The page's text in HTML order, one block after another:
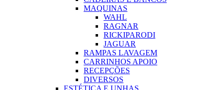
MAQUINAS
WAHL
RAGNAR
RICKIPARODI
JAGUAR
RAMPAS LAVAGEM
CARRINHOS APOIO
RECEPÇÕES
DIVERSOS
ESTÉTICA E UNHAS